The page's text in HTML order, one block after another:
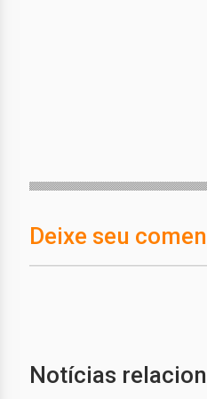
Deixe seu
Notícias